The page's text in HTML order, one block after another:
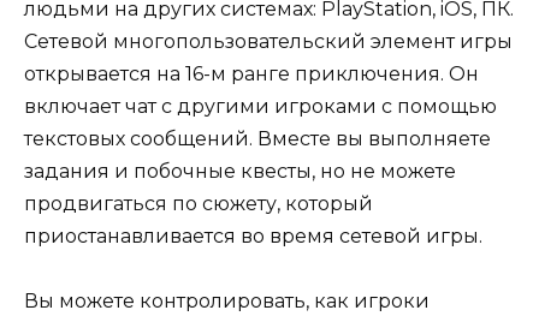
людьми на других системах: PlayStation, iOS, ПК.
Сетевой многопользовательский элемент игры
открывается на 16-м ранге приключения. Он
включает чат с другими игроками с помощью
текстовых сообщений. Вместе вы выполняете
задания и побочные квесты, но не можете
продвигаться по сюжету, который
приостанавливается во время сетевой игры.
Вы можете контролировать, как игроки